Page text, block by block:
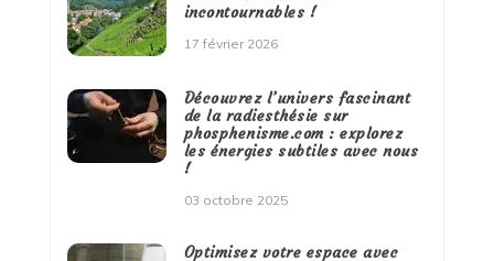
incontournables !
17 février 2026
Découvrez l’univers fascinant
de la radiesthésie sur
phosphenisme.com : explorez
les énergies subtiles avec nous
!
03 octobre 2025
Optimisez votre espace avec